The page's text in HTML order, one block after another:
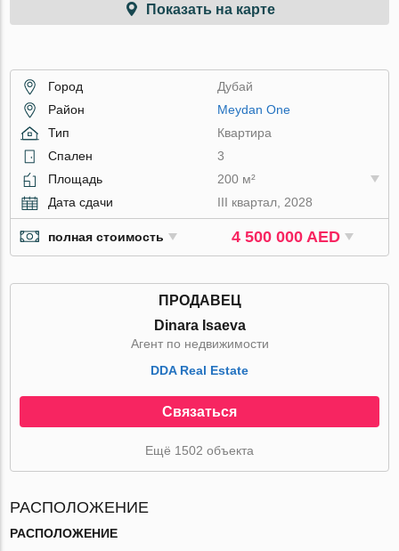
Показать на карте
Город
Дубай
Район
Meydan One
Тип
Квартира
Спален
3
Площадь
200 м²
Дата сдачи
III квартал, 2028
полная стоимость 4 500 000 AED
ПРОДАВЕЦ
Dinara Isaeva
Агент по недвижимости
DDA Real Estate
Связаться
Ещё 1502 объекта
РАСПОЛОЖЕНИЕ
РАСПОЛОЖЕНИЕ